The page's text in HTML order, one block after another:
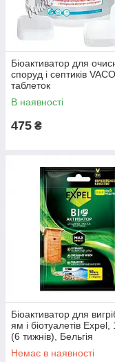
Біоактиватор для
споруд і септиків
таблеток
В наявності
475 ₴
Біоактиватор для
ям і біотуалетів
(6 тижнів), Бельгія
Немає в наявності